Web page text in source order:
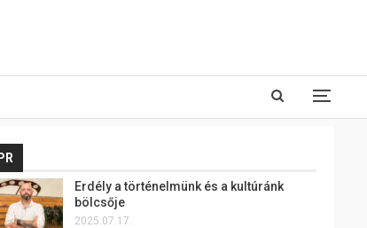
PR
Erdély a történelmünk és a kultúránk
bölcsője
2025.07.17.